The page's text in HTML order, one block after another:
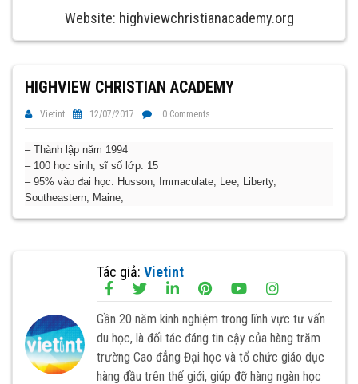
Website: highviewchristianacademy.org
HIGHVIEW CHRISTIAN ACADEMY
Vietint 12/07/2017 0 Comments
– Thành lập năm 1994
– 100 học sinh, sĩ số lớp: 15
– 95% vào đại học: Husson, Immaculate, Lee, Liberty,
Southeastern, Maine,
Tác giả: Vietint
Gần 20 năm kinh nghiệm trong lĩnh vực tư vấn
du học, là đối tác đáng tin cậy của hàng trăm
trường Cao đẳng Đại học và tổ chức giáo dục
hàng đầu trên thế giới, giúp đỡ hàng ngàn học